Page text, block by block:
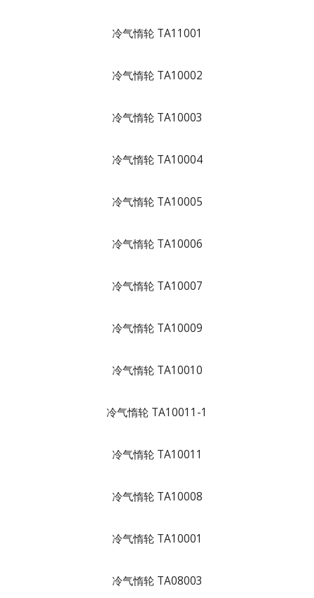
冷气惰轮 TA11001
冷气惰轮 TA10002
冷气惰轮 TA10003
冷气惰轮 TA10004
冷气惰轮 TA10005
冷气惰轮 TA10006
冷气惰轮 TA10007
冷气惰轮 TA10009
冷气惰轮 TA10010
冷气惰轮 TA10011-1
冷气惰轮 TA10011
冷气惰轮 TA10008
冷气惰轮 TA10001
冷气惰轮 TA08003